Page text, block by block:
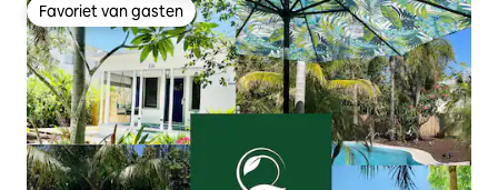
Favoriet van gasten
Favoriet van gasten